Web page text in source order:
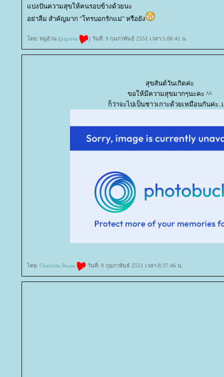
บ่งปันความสุขให้คนรอบข้างด้วยนะ
อย่าลืม สำคัญมาก "โทรบอกรักแม่" หรือยัง
ดย: หมูอ้วน (pigarea ) วันที่: 9 กุมภาพันธ์ 2551 เวลา:5:06:41 น.
สุขสันต์วันเกิดค่ะ
ขอให้มีความสุขมากๆนะคะ ^^
ก็ว่าจะไปเป็นชาวเกาะด้วยเหมือนกันค่ะ..
ดย: Charlotte Russe วันที่: 9 กุมภาพันธ์ 2551 เวลา:8:37:46 น.